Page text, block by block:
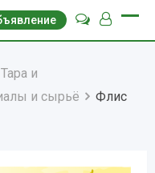
Тара и
и сырьё
Флис